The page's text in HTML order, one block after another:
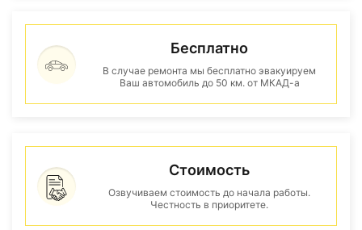
Бесплатно
В случае ремонта мы бесплатно эвакуируем
Ваш автомобиль до 50 км. от МКАД-а
Стоимость
Озвучиваем стоимость до начала работы.
Честность в приоритете.